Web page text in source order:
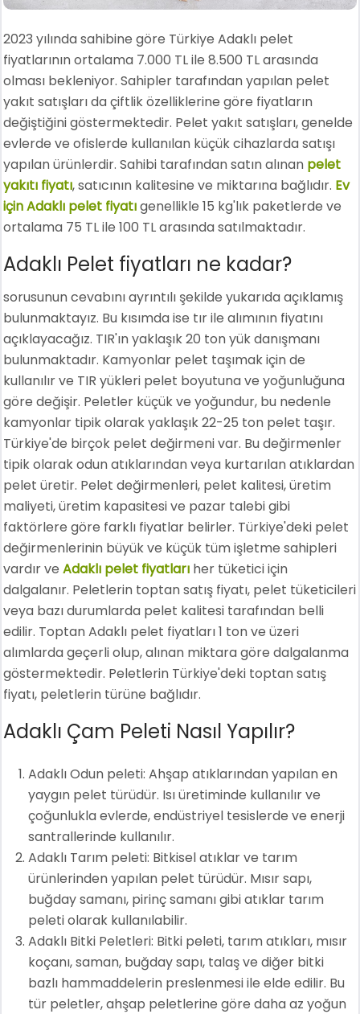
2023 yılında sahibine göre Türkiye Adaklı pelet
fiyatlarının ortalama 7.000 TL ile 8.500 TL arasında
olması bekleniyor. Sahipler tarafından yapılan pelet
yakıt satışları da çiftlik özelliklerine göre fiyatların
değiştiğini göstermektedir. Pelet yakıt satışları, genelde
evlerde ve ofislerde kullanılan küçük cihazlarda satışı
yapılan ürünlerdir. Sahibi tarafından satın alınan pelet
yakıtı fiyatı, satıcının kalitesine ve miktarına bağlıdır. Ev
için Adaklı pelet fiyatıgenellikle 15 kg'lık paketlerde ve
ortalama 75 TL ile 100 TL arasında satılmaktadır.
Adaklı Pelet fiyatları ne kadar?
sorusunun cevabını ayrıntılı şekilde yukarıda açıklamış
bulunmaktayız. Bu kısımda ise tır ile alımının fiyatını
açıklayacağız. TIR'ın yaklaşık 20 ton yük danışmanı
bulunmaktadır. Kamyonlar pelet taşımak için de
kullanılır ve TIR yükleri pelet boyutuna ve yoğunluğuna
göre değişir. Peletler küçük ve yoğundur, bu nedenle
kamyonlar tipik olarak yaklaşık 22-25 ton pelet taşır.
Türkiye'de birçok pelet değirmeni var. Bu değirmenler
tipik olarak odun atıklarından veya kurtarılan atıklardan
pelet üretir. Pelet değirmenleri, pelet kalitesi, üretim
maliyeti, üretim kapasitesi ve pazar talebi gibi
faktörlere göre farklı fiyatlar belirler. Türkiye'deki pelet
değirmenlerinin büyük ve küçük tüm işletme sahipleri
vardır veAdaklı pelet fiyatları her tüketici için
dalgalanır. Peletlerin toptan satış fiyatı, pelet tüketicileri
veya bazı durumlarda pelet kalitesi tarafından belli
edilir. Toptan Adaklı pelet fiyatları 1 ton ve üzeri
alımlarda geçerli olup, alınan miktara göre dalgalanma
göstermektedir. Peletlerin Türkiye'deki toptan satış
fiyatı, peletlerin türüne bağlıdır.
Adaklı Çam Peleti Nasıl Yapılır?
Adaklı Odun peleti: Ahşap atıklarından yapılan en
yaygın pelet türüdür. Isı üretiminde kullanılır ve
çoğunlukla evlerde, endüstriyel tesislerde ve enerji
santrallerinde kullanılır.
Adaklı Tarım peleti: Bitkisel atıklar ve tarım
ürünlerinden yapılan pelet türüdür. Mısır sapı,
buğday samanı, pirinç samanı gibi atıklar tarım
peleti olarak kullanılabilir.
Adaklı Bitki Peletleri: Bitki peleti, tarım atıkları, mısır
koçanı, saman, buğday sapı, talaş ve diğer bitki
bazlı hammaddelerin preslenmesi ile elde edilir. Bu
tür peletler, ahşap peletlerine göre daha az yoğun